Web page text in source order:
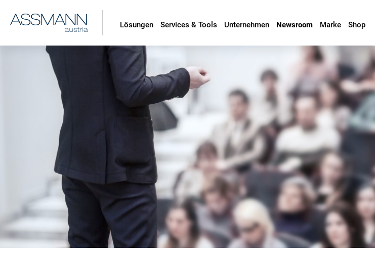
Lösungen Services & Tools Unternehmen Newsroom Marke Shop